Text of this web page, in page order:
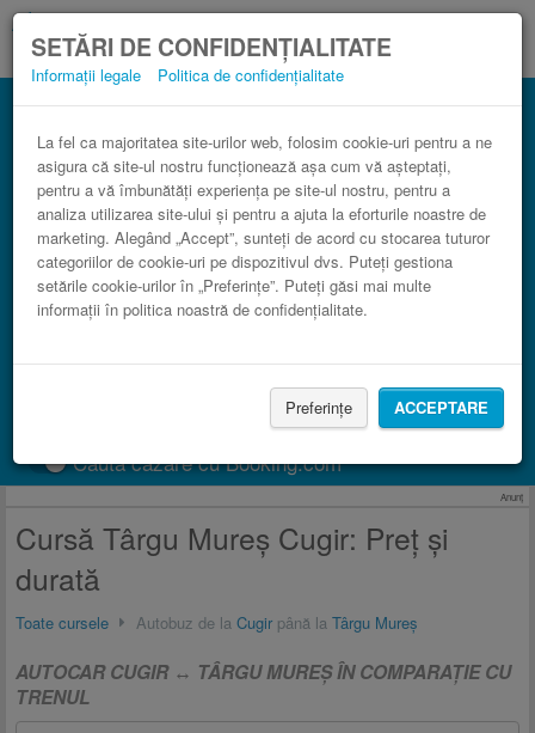
SETĂRI DE CONFIDENȚIALITATE
Informații legale Politica de confidențialitate
La fel ca majoritatea site-urilor web, folosim cookie-uri pentru a ne
asigura că site-ul nostru funcționează așa cum vă așteptați,
pentru a vă îmbunătăți experiența pe site-ul nostru, pentru a
analiza utilizarea site-ului și pentru a ajuta la eforturile noastre de
marketing. Alegând „Accept”, sunteți de acord cu stocarea tuturor
categoriilor de cookie-uri pe dispozitivul dvs. Puteți gestiona
setările cookie-urilor în „Preferințe”. Puteți găsi mai multe
informații în politica noastră de confidențialitate.
Preferințe ACCEPTARE
Autocar Cugir Târgu Mureș în comparaţie
cu trenul.
3 paşi către un bilet de autocar ieftin.
CAUTĂ CURSĂ
Caută cazare cu Booking.com
Anunţ
Cursă Târgu Mureș Cugir: Preţ și
durată
Toate cursele Autobuz de la Cugir până la Târgu Mureș
AUTOCAR CUGIR ↔ TÂRGU MUREȘ ÎN COMPARAŢIE CU
TRENUL